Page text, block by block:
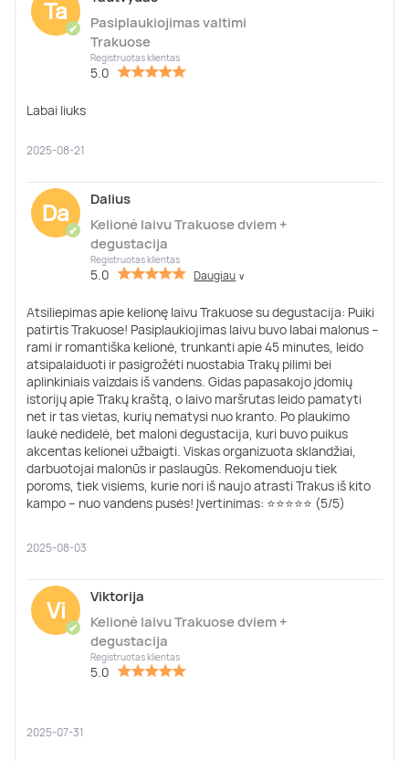
Ta
✔
Pasiplaukiojimas valtimi
Trakuose
Registruotas klientas
5.0
Labai liuks
2025-08-21
Da
✔
Dalius
Kelionė laivu Trakuose dviem +
degustacija
Registruotas klientas
5.0 Daugiau ∨
Atsiliepimas apie kelionę laivu Trakuose su degustacija: Puiki
patirtis Trakuose! Pasiplaukiojimas laivu buvo labai malonus –
rami ir romantiška kelionė, trunkanti apie 45 minutes, leido
atsipalaiduoti ir pasigrožėti nuostabia Trakų pilimi bei
aplinkiniais vaizdais iš vandens. Gidas papasakojo įdomių
istorijų apie Trakų kraštą, o laivo maršrutas leido pamatyti
net ir tas vietas, kurių nematysi nuo kranto. Po plaukimo
laukė nedidelė, bet maloni degustacija, kuri buvo puikus
akcentas kelionei užbaigti. Viskas organizuota sklandžiai,
darbuotojai malonūs ir paslaugūs. Rekomenduoju tiek
poroms, tiek visiems, kurie nori iš naujo atrasti Trakus iš kito
kampo – nuo vandens pusės! Įvertinimas: ⭐⭐⭐⭐⭐ (5/5)
2025-08-03
Vi
✔
Viktorija
Kelionė laivu Trakuose dviem +
degustacija
Registruotas klientas
5.0
2025-07-31